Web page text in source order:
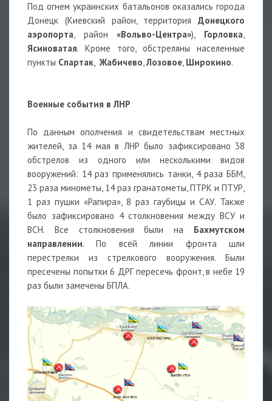
Под огнем украинских батальонов оказались города
Донецк (Киевский район, территория Донецкого
аэропорта, район«Вольво-Центра»), Горловка,
Ясиноватая. Кроме того, обстреляны населенные
пункты Спартак,Жабичево,Лозовое, Широкино.
Военные события в ЛНР
По данным ополчения и свидетельствам местных
жителей, за 14 мая в ЛНР было зафиксировано 38
обстрелов из одного или несколькими видов
вооружений: 14 раз применялись танки, 4 раза ББМ,
23 раза минометы, 14 раз гранатометы, ПТРК и ПТУР,
1 раз пушки «Рапира», 8 раз гаубицы и САУ. Также
было зафиксировано 4 столкновения между ВСУ и
ВСН. Все столкновения были на Бахмутском
направлении. По всей линии фронта шли
перестрелки из стрелкового вооружения. Были
пресечены попытки 6 ДРГ пересечь фронт, в небе 19
раз были замечены БПЛА.